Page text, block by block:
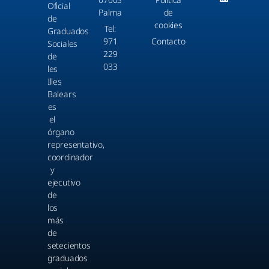
Oficial
de
Graduados
Sociales
de
les
Illes
Balears
es
el
órgano
representativo,
coordinador
y
ejecutivo
de
los
más
de
setecientos
graduados
Palma
Tel:
971
229
033
de
cookies
Contacto